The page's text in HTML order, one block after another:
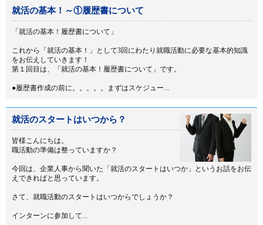
就活の基本！～①履歴書について
「就活の基本！履歴書について」
これから「就活の基本！」として3回にわたり就職活動に必要な基本的知識
をお伝えしていきます！
第１回目は、「就活の基本！履歴書について」です。
●履歴書作成の前に。。。。。まずはスケジュー...
就活のスタートはいつから？
皆様こんにちは。
職活動の準備は整っていますか？
今回は、企業人事から聞いた「就活のスタートはいつか」というお話をお伝
えできればと思っています。
さて、就職活動のスタートはいつからでしょうか？
インターンに参加して...